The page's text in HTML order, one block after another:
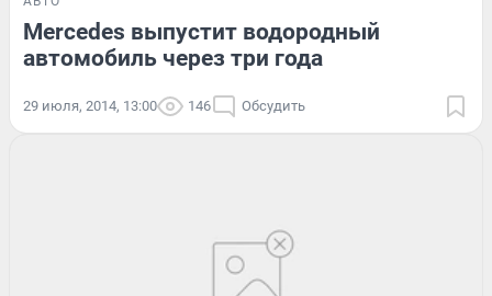
Mercedes выпустит водородный
автомобиль через три года
29 июля, 2014, 13:00 146 Обсудить